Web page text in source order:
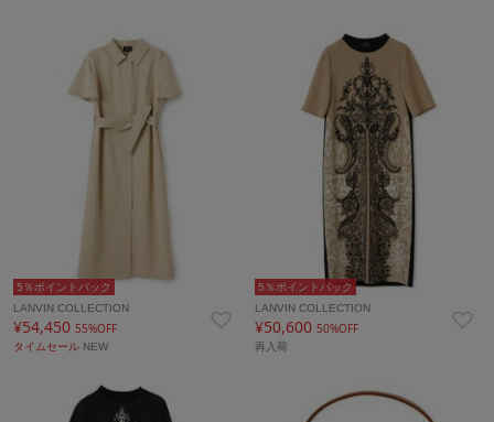
5％ポイントバック
LANVIN COLLECTION
¥54,450 55%OFF
タイムセール NEW
5％ポイントバック
LANVIN COLLECTION
¥50,60050%OFF
再入荷